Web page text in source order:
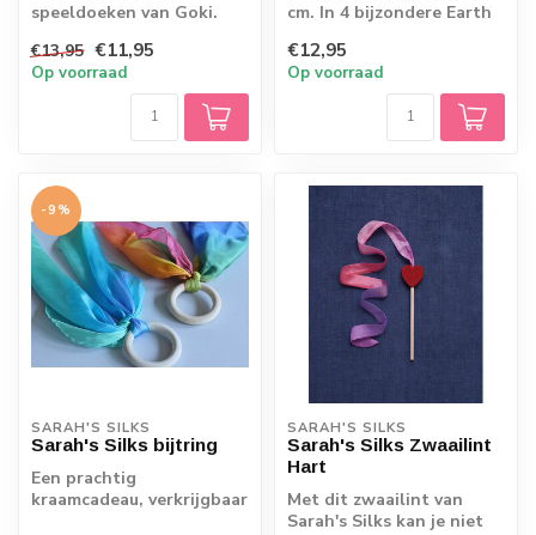
speeldoeken van Goki.
dansen, spelen...
€13,95 €11,95
Op voorraad
cm. In 4 bijzondere Earth
€12,95
Op voorraad
-9%
SARAH'S SILKS
Sarah's Silks bijtring
Een prachtig
kraamcadeau, verkrijgbaar
SARAH'S SILKS
Sarah's Silks Zwaailint
Hart
Met dit zwaailint van
Sarah's Silks kan je niet